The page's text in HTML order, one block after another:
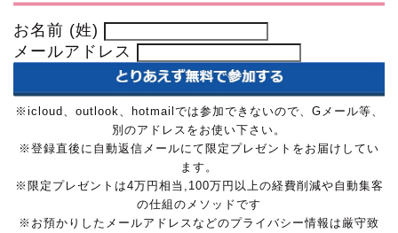
お名前 (姓)
メールアドレス
※icloud、outlook、hotmailでは参加できないので、Gメール等、
別のアドレスをお使い下さい。
※登録直後に自動返信メールにて限定プレゼントをお届けしてい
ます。
※限定プレゼントは4万円相当,100万円以上の経費削減や自動集客
の仕組のメソッドです
※お預かりしたメールアドレスなどのプライバシー情報は厳守致